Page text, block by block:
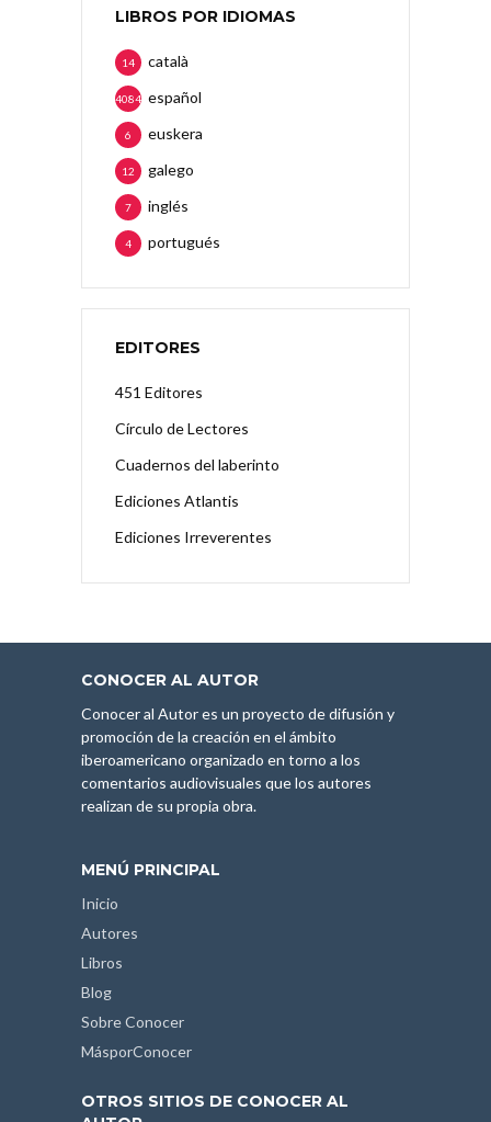
LIBROS POR IDIOMAS
català
14
español
4084
euskera
6
galego
12
inglés
7
portugués
4
EDITORES
451 Editores
Círculo de Lectores
Cuadernos del laberinto
Ediciones Atlantis
Ediciones Irreverentes
CONOCER AL AUTOR
Conocer al Autor es un proyecto de difusión y
promoción de la creación en el ámbito
iberoamericano organizado en torno a los
comentarios audiovisuales que los autores
realizan de su propia obra.
MENÚ PRINCIPAL
Inicio
Autores
Libros
Blog
Sobre Conocer
MásporConocer
OTROS SITIOS DE CONOCER AL